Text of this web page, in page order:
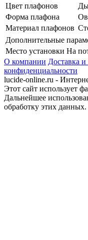
Цвет плафонов
Форма плафона
Материал плафонов
Дополнительные
Место установки На
О компании Доставка
конфиденциальности
lucide-online.ru -
Этот сайт использует
Дальнейшее
обработку этих данных.